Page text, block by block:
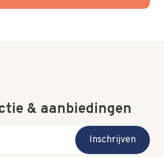
& aanbiedingen
Inschrijven